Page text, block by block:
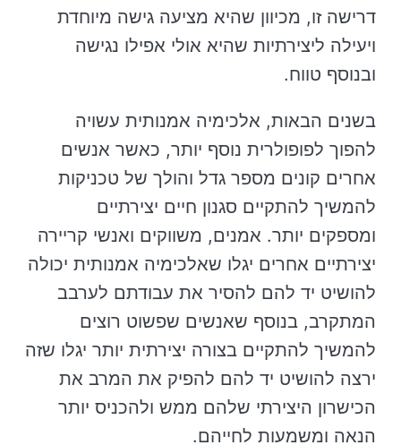
דרישה זו, מכיוון שהיא מציעה גישה מיוחדת
ויעילה ליצירתיות שהיא אולי אפילו נגישה
ובנוסף טווח.
בשנים הבאות, אלכימיה אמנותית עשויה
להפוך לפופולרית נוסף יותר, כאשר אנשים
אחרים קונים מספר גדל והולך של טכניקות
להמשיך להתקיים סגנון חיים יצירתיים
ומספקים יותר. אמנים, משווקים ואנשי קריירה
יצירתיים אחרים יגלו שאלכימיה אמנותית יכולה
להושיט יד להם להסיר את עבודתם לערבב
המתקרב, בנוסף שאנשים שפשוט רוצים
להמשיך להתקיים בצורה יצירתית יותר יגלו שזה
ירצה להושיט יד להם להפיק את המרב את
הכישרון היצירתי שלהם ממש ולהכניס יותר
הנאה ומשמעות לחייהם.